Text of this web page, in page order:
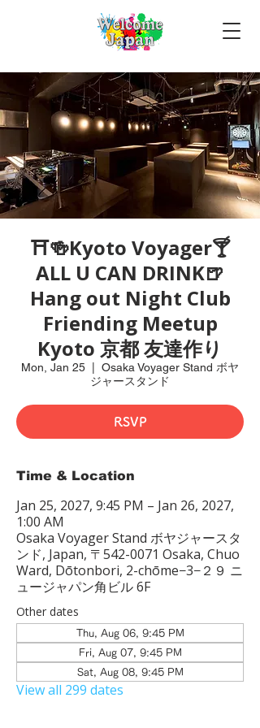
⛩🍻Kyoto Voyager🍸
ALL U CAN DRINK🍺
Hang out Night Club
Friending Meetup
Kyoto 京都 友達作り
Mon, Jan 25
Osaka Voyager Stand ボヤ
ジャースタンド
RSVP
Time & Location
Jan 25, 2027, 9:45 PM – Jan 26, 2027,
1:00 AM
Osaka Voyager Stand ボヤジャースタ
ンド, Japan, 〒542-0071 Osaka, Chuo
Ward, Dōtonbori, 2-chōme−3−２９ ニ
ュージャパン角ビル 6F
Other dates
Thu, Aug 06, 9:45 PM
Fri, Aug 07, 9:45 PM
Sat, Aug 08, 9:45 PM
View all 299 dates